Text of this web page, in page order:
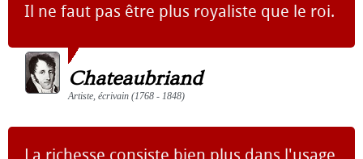
Il ne faut pas être plus royaliste que le roi.
Chateaubriand
Artiste, écrivain (1768 - 1848)
La richesse consiste bien plus dans l'usage